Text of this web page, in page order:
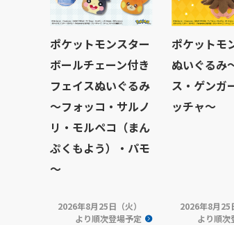
ポケットモンスター
ボールチェーン付き
フェイスぬいぐるみ
～フォッコ・サルノ
リ・モルペコ（まん
ぷくもよう）・パモ
～
2026年8月25日（火）
より順次登場予定
ポケットモ
ぬいぐるみ
ス・ゲンガ
ッチャ～
2026年8月25
より順次